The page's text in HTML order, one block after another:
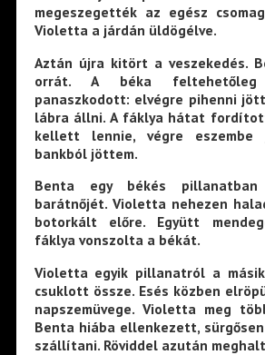
megeszegették az egész
Violetta a járdán üldögélve.
Aztán újra kitört a veszekedés.
orrát. A béka
panaszkodott: elvégre pihenni
lábra állni. A fáklya hátat
kellett lennie, végre
bankból jöttem.
Benta egy békés
barátnőjét. Violetta nehezen
botorkált előre. Együtt
fáklya vonszolta a békát.
Violetta egyik pillanatról a
csuklott össze. Esés közben
napszemüvege. Violetta meg
Benta hiába ellenkezett,
szállítani. Röviddel azután